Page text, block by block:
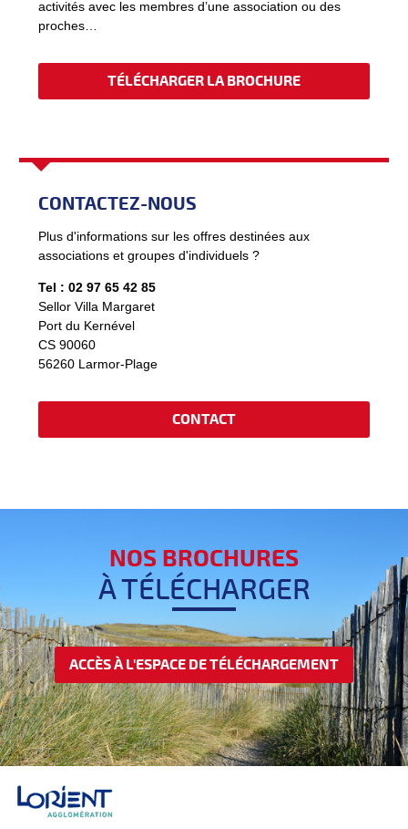
activités avec les membres d’une association ou des
proches…
TÉLÉCHARGER LA BROCHURE
CONTACTEZ-NOUS
Plus d'informations sur les offres destinées aux
associations et groupes d'individuels ?
Tel : 02 97 65 42 85
Sellor Villa Margaret
Port du Kernével
CS 90060
56260 Larmor-Plage
CONTACT
NOS BROCHURES
À TÉLÉCHARGER
ACCÈS À L'ESPACE DE TÉLÉCHARGEMENT